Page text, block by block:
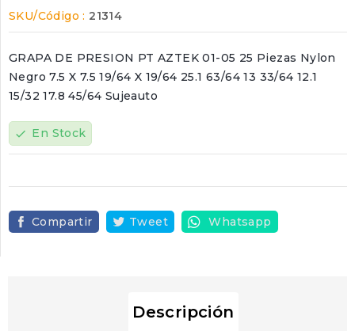
SKU/Código : 21314
GRAPA DE PRESION PT AZTEK 01-05 25 Piezas Nylon
Negro 7.5 X 7.5 19/64 X 19/64 25.1 63/64 13 33/64 12.1
15/32 17.8 45/64 Sujeauto
check En Stock
Compartir Tweet Whatsapp
Descripción